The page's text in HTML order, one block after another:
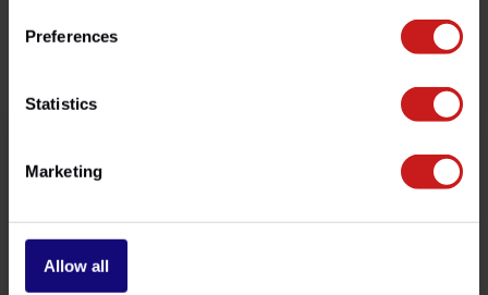
Preferences
Statistics
Marketing
Allow all